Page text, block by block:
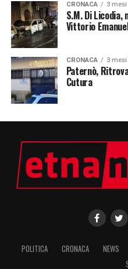
CRONACA 3 mesi
S.M. Di Licodia,
Vittorio
CRONACA 3 mesi
Paternò,
Cutura
POLITICA CRONACA NEWS